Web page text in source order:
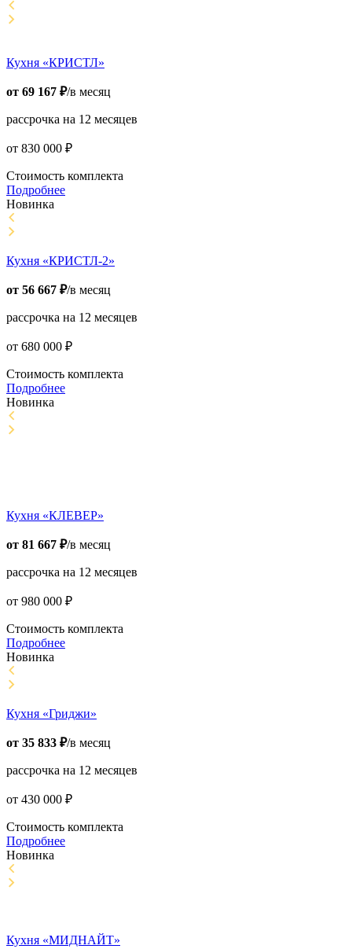
Кухня «КРИСТЛ»
от 69 167 ₽/в месяц
рассрочка на 12 месяцев
от 830 000 ₽
Стоимость комплекта
Подробнее
Новинка
Кухня «КРИСТЛ-2»
от 56 667 ₽/в месяц
рассрочка на 12 месяцев
от 680 000 ₽
Стоимость комплекта
Подробнее
Новинка
Кухня «КЛЕВЕР»
от 81 667 ₽/в месяц
рассрочка на 12 месяцев
от 980 000 ₽
Стоимость комплекта
Подробнее
Новинка
Кухня «Гриджи»
от 35 833 ₽/в месяц
рассрочка на 12 месяцев
от 430 000 ₽
Стоимость комплекта
Подробнее
Новинка
Кухня «МИДНАЙТ»